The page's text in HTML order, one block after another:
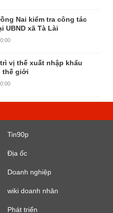
Nai kiểm tra công tác
UBND xã Tà Lài
vị thế xuất nhập khẩu
thế giới
Tin90p
Địa ốc
Doanh nghiệp
wiki doanh nhân
Phát triển